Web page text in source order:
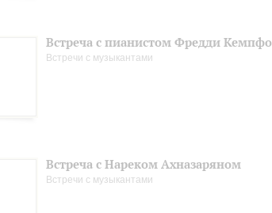
Встреча с пианистом Фредди
Встречи с музыкантами
Встреча с Нареком Ахназаряном
Встречи с музыкантами